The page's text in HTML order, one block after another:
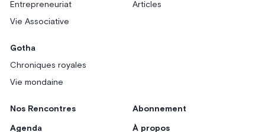
Entrepreneuriat
Vie Associative
Articles
Gotha
Chroniques royales
Vie mondaine
Nos Rencontres
Agenda
Abonnement
À propos